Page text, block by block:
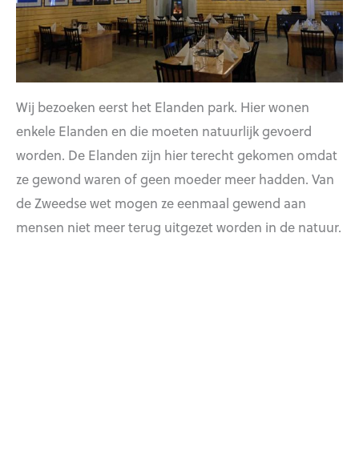
Wij bezoeken eerst het Elanden park. Hier wonen
enkele Elanden en die moeten natuurlijk gevoerd
worden. De Elanden zijn hier terecht gekomen omdat
ze gewond waren of geen moeder meer hadden. Van
de Zweedse wet mogen ze eenmaal gewend aan
mensen niet meer terug uitgezet worden in de natuur.